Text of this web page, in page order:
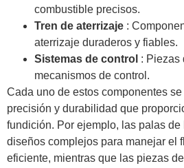
combustible precisos.
Tren de aterrizaje :
aterrizaje duraderos y fiables.
Sistemas de control : Piezas
mecanismos de control.
Cada uno de estos componentes
precisión y durabilidad que
fundición. Por ejemplo, las palas
diseños complejos para manejar el
eficiente, mientras que las piezas